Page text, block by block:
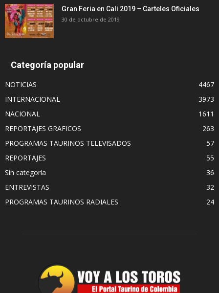
Gran Feria en Cali 2019 – Carteles Oficiales
30 de octubre de 2019
Categoría popular
NOTICIAS
4467
INTERNACIONAL
3973
NACIONAL
1611
REPORTAJES GRAFICOS
263
PROGRAMAS TAURINOS TELEVISADOS
57
REPORTAJES
55
Sin categoría
36
ENTREVISTAS
32
PROGRAMAS TAURINOS RADIALES
24